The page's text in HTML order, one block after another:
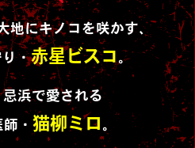
地にキノコを咲かす、
・赤星ビスコ 。
浜で愛される
・ 猫柳ミロ 。